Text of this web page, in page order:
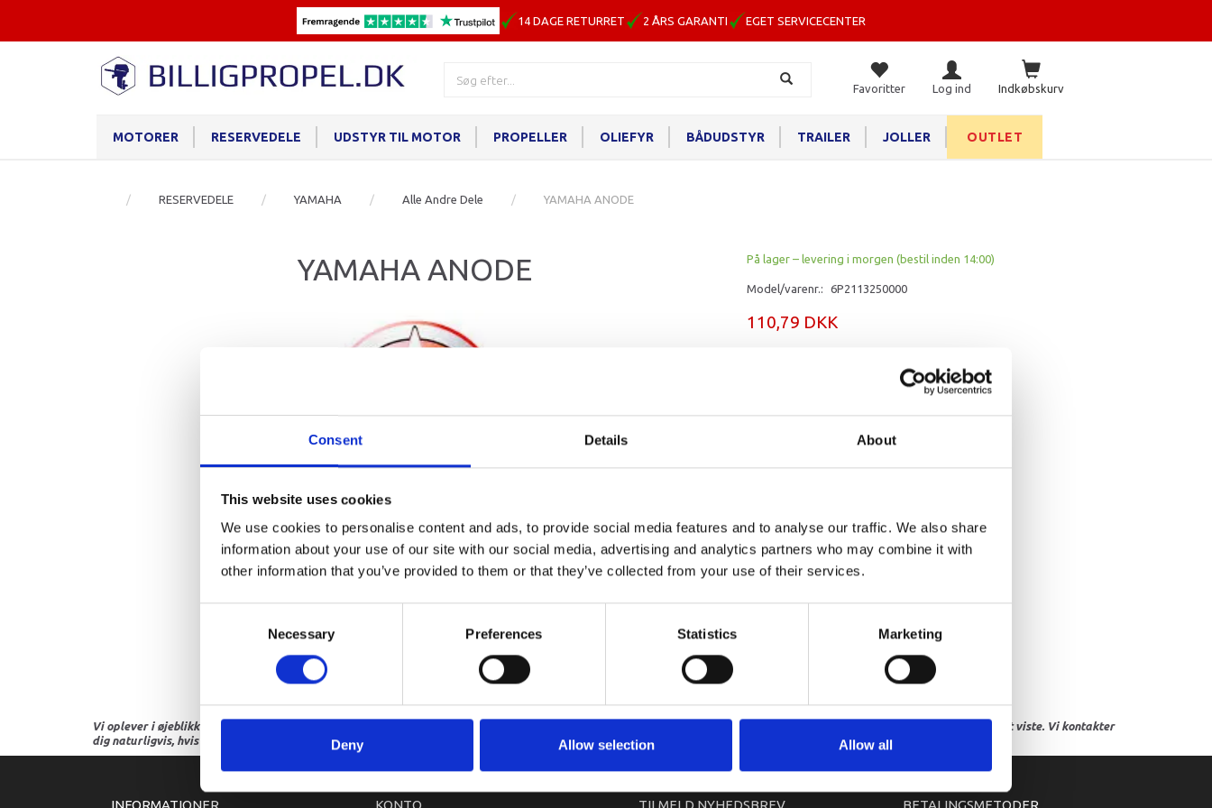
Consent Details About
This website uses cookies
We use cookies to personalise content and ads, to provide social media features and to analyse our traffic. We also share
information about your use of our site with our social media, advertising and analytics partners who may combine it with
other information that you’ve provided to them or that they’ve collected from your use of their services.
Necessary Preferences Statistics Marketing
Deny Allow selection Allow all
14 DAGE RETURRET 2 ÅRS GARANTI EGET SERVICECENTER
Indkøbskurv
Favoritter Log ind
MOTORER RESERVEDELE UDSTYR TIL MOTOR PROPELLER OLIEFYR BÅDUDSTYR TRAILER JOLLER OUTLET
RESERVEDELE YAMAHA Alle Andre Dele YAMAHA ANODE
YAMAHA ANODE På lager – levering i morgen (bestil inden 14:00)
Model/varenr.: 6P2113250000
110,79 DKK
Vi oplever i øjeblikket store og hyppige prisændringer i markedet. Derfor kan der i enkelte tilfælde være produkter, som ikke kan leveres, eller hvor prisen afviger fra det viste. Vi kontakter
dig naturligvis, hvis dette er tilfældet.
INFORMATIONER KONTO TILMELD NYHEDSBREV BETALINGSMETODER